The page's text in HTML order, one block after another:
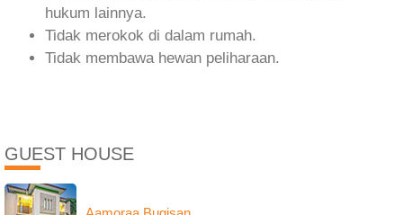
hukum lainnya.
Tidak merokok di dalam rumah.
Tidak membawa hewan peliharaan.
GUEST HOUSE